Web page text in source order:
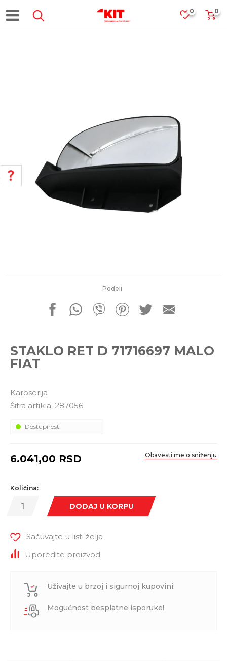
0
0
Podeli
STAKLO RET D 71716697 MALO
FIAT
Karoserija
Šifra artikla: 287056
Dostupnost:
6.041,00 RSD Obavesti me o sniženju
Količina:
DODAJ U KORPU
Sačuvajte u listi želja
Uporedite proizvod
Uživajte u brzoj i sigurnoj kupovini.
Mogućnost besplatne isporuke!
POMOĆ PRI KUPOVINI
Pišite nam
office@kitcommerce.rs